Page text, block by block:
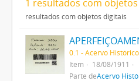
1 resultados com
resultados com objetos digitais
0.1 - Acervo
Item
18/08/1911
Parte deAcervo